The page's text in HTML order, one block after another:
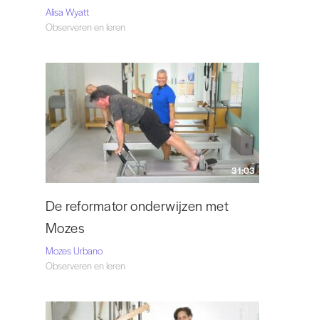
Alisa Wyatt
Observeren en leren
31:03
De reformator onderwijzen met
Mozes
Mozes Urbano
Observeren en leren